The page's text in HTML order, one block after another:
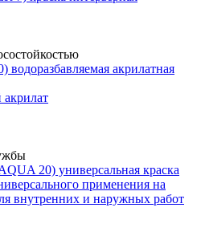
акрилатная
20) универсальная краска
применения на
внутренних и наружных работ